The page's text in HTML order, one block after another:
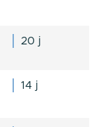
20 j
14 j